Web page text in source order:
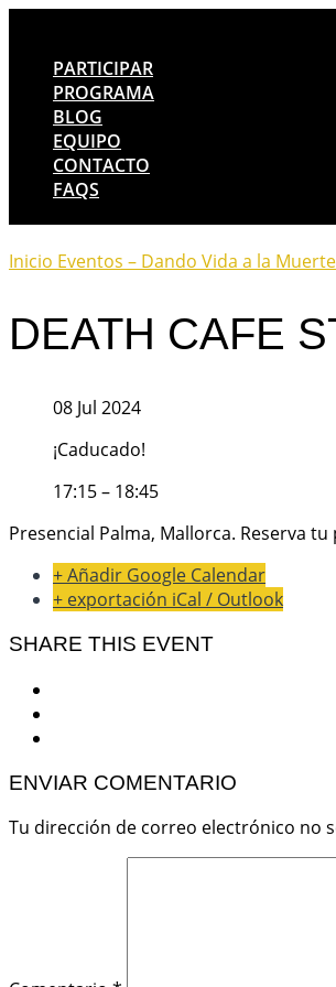
PARTICIPAR
PROGRAMA
BLOG
EQUIPO
CONTACTO
FAQS
Inicio Eventos – Dando Vida a la Muerte
DEATH CAFE
08 Jul 2024
¡Caducado!
17:15 – 18:45
Presencial Palma, Mallorca. Reserva
+ Añadir Google Calendar
+ exportación iCal / Outlook
SHARE THIS EVENT
ENVIAR COMENTARIO
Tu dirección de correo electrónico no